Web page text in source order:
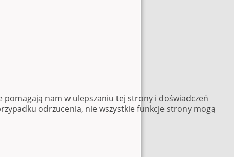
nam w ulepszaniu tej strony i doświadczeń
odrzucenia, nie wszystkie funkcje strony mogą